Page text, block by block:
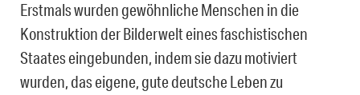
Erstmals wurden gewöhnliche Menschen in die
Konstruktion der Bilderwelt eines faschistischen
Staates eingebunden, indem sie dazu motiviert
wurden, das eigene, gute deutsche Leben zu